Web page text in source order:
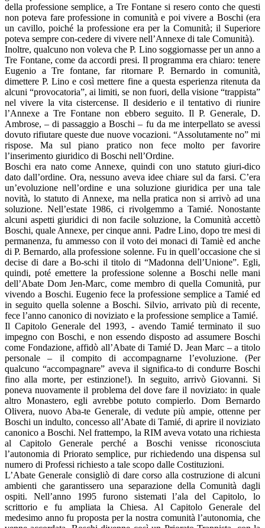
della professione semplice, a Tre Fontane si resero conto che questi
non poteva fare professione in comunità e poi vivere a Boschi (era
un cavillo, poiché la professione era per la Comunità; il Superiore
poteva sempre con-cedere di vivere nell’Annexe di tale Comunità).
Inoltre, qualcuno non voleva che P. Lino soggiornasse per un anno a
Tre Fontane, come da accordi presi. Il programma era chiaro: tenere
Eugenio a Tre fontane, far ritornare P. Bernardo in comunità,
dimettere P. Lino e così mettere fine a questa esperienza ritenuta da
alcuni “provocatoria”, ai limiti, se non fuori, della visione “trappista”
nel vivere la vita cistercense. Il desiderio e il tentativo di riunire
l’Annexe a Tre Fontane non ebbero seguito. Il P. Generale, D.
Ambrose, – di passaggio a Boschi – fu da me interpellato se avessi
dovuto rifiutare queste due nuove vocazioni. “Assolutamente no” mi
rispose. Ma sul piano pratico non fece molto per favorire
l’inserimento giuridico di Boschi nell’Ordine.
Boschi era nato come Annexe, quindi con uno statuto giuri-dico
dato dall’ordine. Ora, nessuno aveva idee chiare sul da farsi. C’era
un’evoluzione nell’ordine e una soluzione giuridica per una tale
novità, lo statuto di Annexe, ma nella pratica non si arrivò ad una
soluzione. Nell’estate 1986, ci rivolgemmo a Tamié. Nonostante
alcuni aspetti giuridici di non facile soluzione, la Comunità accettò
Boschi, quale Annexe, per cinque anni. Padre Lino, dopo tre mesi di
permanenza, fu ammesso con il voto dei monaci di Tamiè ed anche
di P. Bernardo, alla professione solenne. Fu in quell’occasione che si
decise di dare a Bo-schi il titolo di “Madonna dell’Unione”. Egli,
quindi, poté emettere la professione solenne a Boschi nelle mani
dell’Abate Dom Jen-Marc, come membro di quella Comunità, pur
vivendo a Boschi. Eugenio fece la professione semplice a Tamié ed
in seguito quella solenne a Boschi. Silvio, arrivato più di recente,
fece l’anno canonico di noviziato e la professione semplice a Tamié.
Il Capitolo Generale del 1993, - avendo Tamié terminato il suo
impegno con Boschi, e non essendo disposto ad assumere Boschi
come Fondazione, affidò all’Abate di Tamié D. Jean Marc – a titolo
personale – il compito di accompagnarne l’evoluzione. (Per
qualcuno “accompagnare” aveva il significa-to di condurre Boschi
fino alla morte, per estinzione!). In seguito, arrivò Giovanni. Si
poneva nuovamente il problema del dove fare il noviziato: in quale
altro Monastero, egli avrebbe potuto compierlo. Dom Bernardo
Olivera, nuovo Aba-te Generale, di vedute più ampie, ottenne per
Boschi un indulto, concesso all’Abate di Tamié, di aprire il noviziato
canonico a Boschi. Nel frattempo, la RIM aveva votato una richiesta
al Capitolo Generale perché a Boschi venisse riconosciuta
l’autonomia di Priorato semplice, pur richiedendo una dispensa sul
numero di Professi richiesto a tale scopo dalle Costituzioni.
L’Abate Generale consigliò di dare corso alla costruzione di alcuni
ambienti che garantissero una separazione della Comunità dagli
ospiti. Nell’anno 1995 furono sistemati l’ala del Capitolo, lo
scrittorio e fu ampliata la Chiesa. Al Capitolo Generale del
medesimo anno fu proposta per la nostra comunità l’autonomia, che